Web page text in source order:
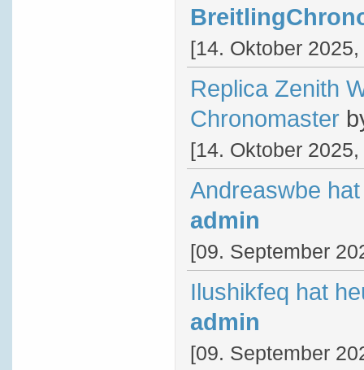
[14. Oktober
Replica Zenith
Chronomaster
[14. Oktober
Andreaswbe
admin
[09. September
Ilushikfeq hat
admin
[09. September